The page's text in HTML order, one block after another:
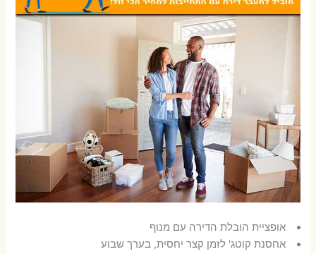
אופציית הובלת הדירה עם מנוף
אחסנת קוטג' לזמן קצר יחסית, בערך שבוע